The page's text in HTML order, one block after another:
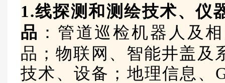
1.线探测和测绘技术、仪
品 ：管道巡检机器人及
品；物联网、智能井盖及
技术、设备；地理信息、